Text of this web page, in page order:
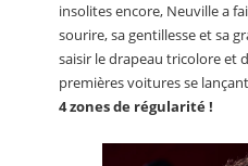
insolites encore, Neuville a
sourire, sa gentillesse et sa
saisir le drapeau tricolore et
premières voitures se
4 zones de régularité !